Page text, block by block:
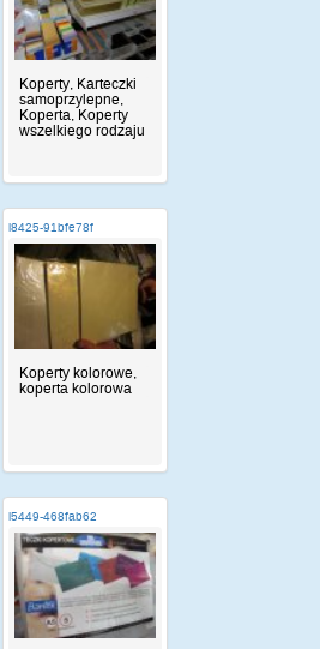
Koperty, Karteczki
samoprzylepne,
Koperta, Koperty
wszelkiego rodzaju
i8425-91bfe78f
Koperty kolorowe,
koperta kolorowa
i5449-468fab62